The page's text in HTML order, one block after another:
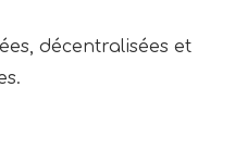
décentralisées et